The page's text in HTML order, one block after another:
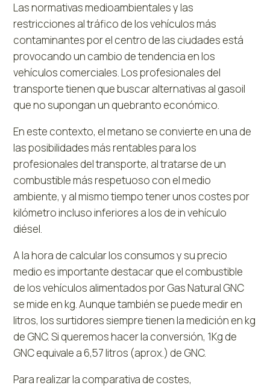
Las normativas medioambientales y las
restricciones al tráfico de los vehículos más
contaminantes por el centro de las ciudades está
provocando un cambio de tendencia en los
vehículos comerciales. Los profesionales del
transporte tienen que buscar alternativas al gasoil
que no supongan un quebranto económico.
En este contexto, el metano se convierte en una de
las posibilidades más rentables para los
profesionales del transporte, al tratarse de un
combustible más respetuoso con el medio
ambiente, y al mismo tiempo tener unos costes por
kilómetro incluso inferiores a los de in vehículo
diésel.
A la hora de calcular los consumos y su precio
medio es importante destacar que el combustible
de los vehículos alimentados por Gas Natural GNC
se mide en kg. Aunque también se puede medir en
litros, los surtidores siempre tienen la medición en kg
de GNC. Si queremos hacer la conversión, 1Kg de
GNC equivale a 6,57 litros (aprox.) de GNC.
Para realizar la comparativa de costes,